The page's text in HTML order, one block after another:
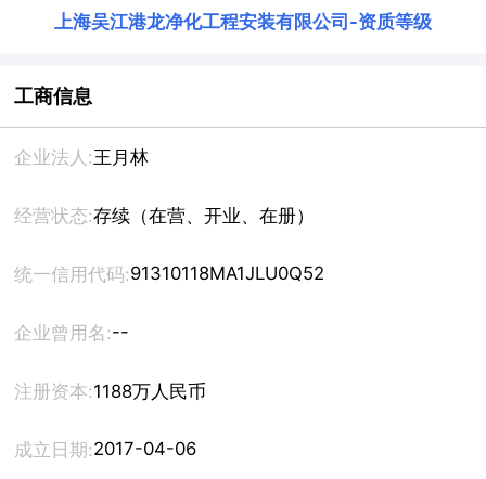
上海吴江港龙净化工程安装有限公司 -资质等级
工商信息
企业法人:王月林
经营状态:存续（在营、开业、在册）
统一信用代码:91310118MA1JLU0Q52
企业曾用名:--
注册资本:1188万人民币
成立日期:2017-04-06